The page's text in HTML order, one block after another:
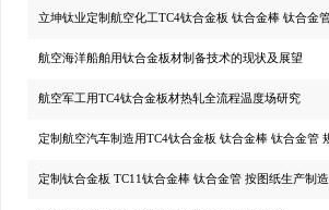
航空海洋船舶用钛合金板材制备技术的现状及展望
航空军工用TC4钛合金板材热轧全流程温度场研究
定制钛合金板 TC11钛合金棒 钛合金管 按图纸生产制造